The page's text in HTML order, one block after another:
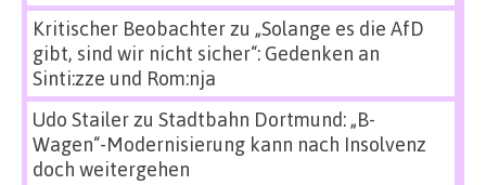
Kritischer Beobachterzu „Solange es die AfD
gibt, sind wir nicht sicher“: Gedenken an
Sinti:zze und Rom:nja
Udo Stailerzu Stadtbahn Dortmund: „B-
Wagen“-Modernisierung kann nach Insolvenz
doch weitergehen